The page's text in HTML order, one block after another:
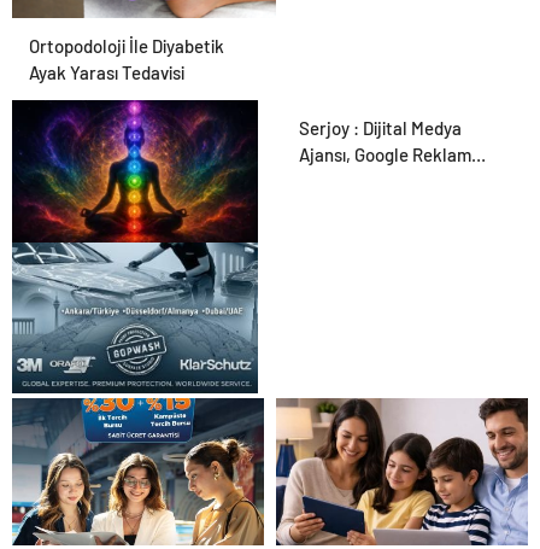
Ortopodoloji İle Diyabetik
Ayak Yarası Tedavisi
Zihnin Gizemli Sınırları ve
Ötesi : Nasılnedir.com
Serjoy : Dijital Medya
Ajansı, Google Reklam
UETDS Nedir ? Uetds.com
İle Akıllı Dijital Taşımacılık
Yazılımı